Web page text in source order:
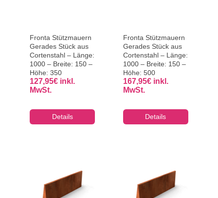
Fronta Stützmauern
Gerades Stück aus
Cortenstahl – Länge:
1000 – Breite: 150 –
Höhe: 350
127,95€ inkl.
MwSt.
Details
Fronta Stützmauern
Gerades Stück aus
Cortenstahl – Länge:
1000 – Breite: 150 –
Höhe: 500
167,95€ inkl.
MwSt.
Details